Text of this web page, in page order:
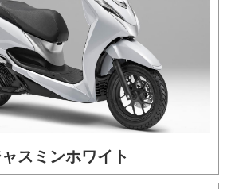
スミンホワイト